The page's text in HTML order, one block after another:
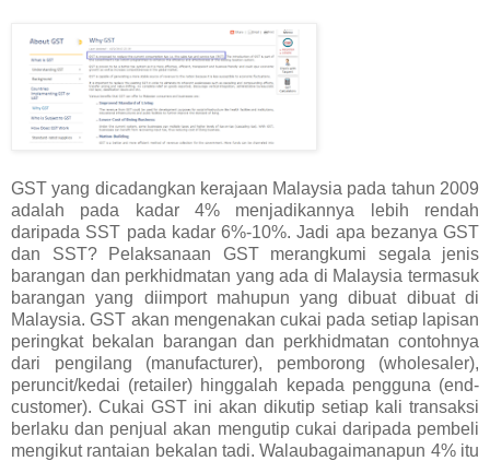
GST yang dicadangkan kerajaan Malaysia pada tahun 2009
adalah pada kadar 4% menjadikannya lebih rendah
daripada SST pada kadar 6%-10%. Jadi apa bezanya GST
dan SST? Pelaksanaan GST merangkumi segala jenis
barangan dan perkhidmatan yang ada di Malaysia termasuk
barangan yang diimport mahupun yang dibuat dibuat di
Malaysia. GST akan mengenakan cukai pada setiap lapisan
peringkat bekalan barangan dan perkhidmatan contohnya
dari pengilang (manufacturer), pemborong (wholesaler),
peruncit/kedai (retailer) hinggalah kepada pengguna (end-
customer). Cukai GST ini akan dikutip setiap kali transaksi
berlaku dan penjual akan mengutip cukai daripada pembeli
mengikut rantaian bekalan tadi. Walaubagaimanapun 4% itu